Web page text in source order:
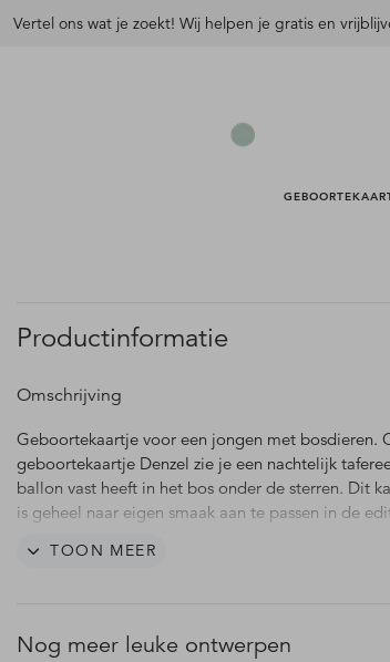
Vertel ons wat je zoekt! Wij helpen je gratis en
Productinformatie
Omschrijving
Geboortekaartje voor een jongen met bosdieren.
geboortekaartje Denzel zie je een nachtelijk
ballon vast heeft in het bos onder de sterren. Dit
is geheel naar eigen smaak aan te passen in de
TOON MEER
Nog meer leuke ontwerpen